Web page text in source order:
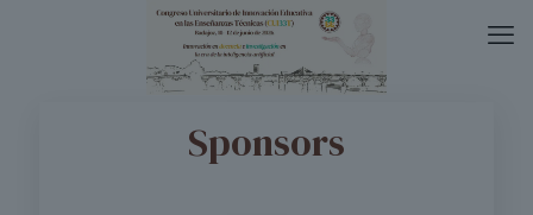
Sponsors